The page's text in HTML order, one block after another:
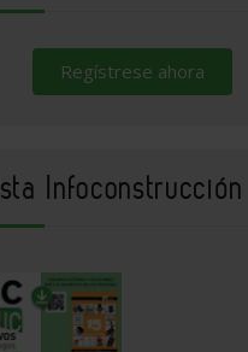
Regístrese ahora
Infoconstrucción